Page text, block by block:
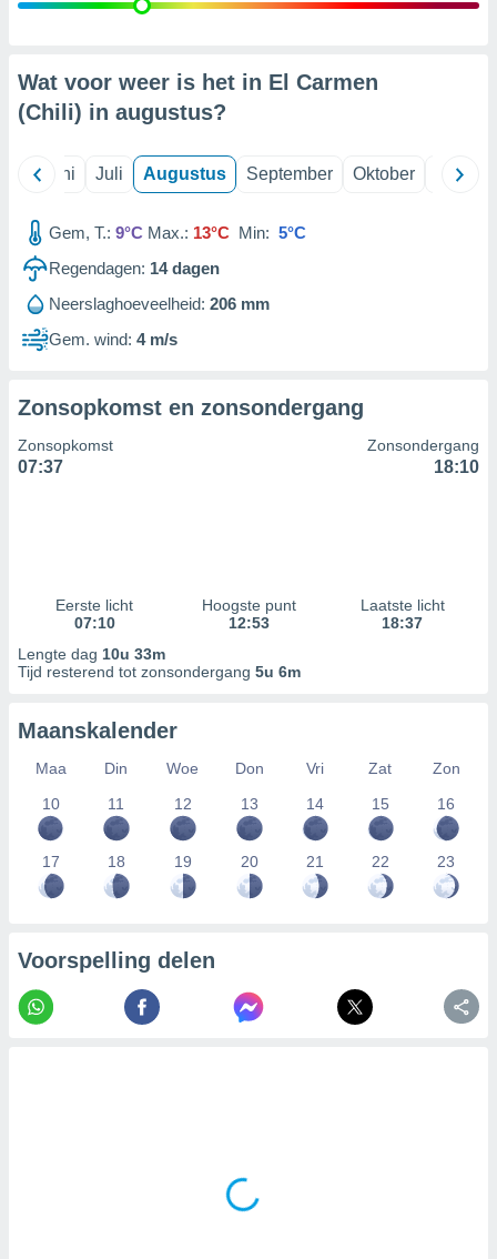
Wat voor weer is het in El Carmen
(Chili) in augustus?
Juni Juli Augustus September Oktober
Gem, T.: 9°C Max.: 13°C Min: 5°C
Regendagen: 14dagen
Neerslaghoeveelheid: 206 mm
Gem. wind: 4 m/s
Zonsopkomst en zonsondergang
Zonsopkomst
07:37
Zonsondergang
18:10
Eerste licht
07:10
Hoogste punt
12:53
Laatste licht
18:37
Lengte dag 10u 33m
Tijd resterend tot zonsondergang 5u 6m
Maanskalender
Maa Din Woe Don Vri Zat
Zon
10
11 12 13 14 15 16
17 18 19 20 21 22 23
Voorspelling delen